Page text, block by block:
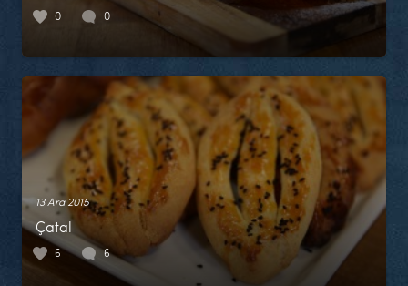
0 0
13 Ara 2015
Çatal
6 6